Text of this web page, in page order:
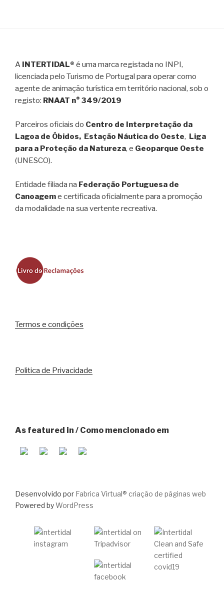
A INTERTIDAL® é uma marca registada no INPI,
licenciada pelo Turismo de Portugal para operar como
agente de animação turística em território nacional, sob o
registo: RNAAT n° 349/2019
Parceiros oficiais do Centro de Interpretação da
Lagoa de Óbidos, Estação Náutica do Oeste, Liga
para a Proteção da Natureza, e Geoparque Oeste
(UNESCO).
Entidade filiada na Federação Portuguesa de
Canoageme certificada oficialmente para a promoção
da modalidade na sua vertente recreativa.
Termos e condições
Politica de Privacidade
As featured in / Como mencionado em
Desenvolvido por Fabrica Virtual® criação de páginas web
Powered byWordPress